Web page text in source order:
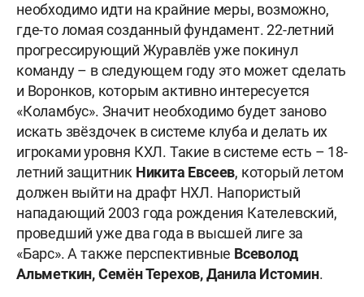
необходимо идти на крайние меры, возможно,
где-то ломая созданный фундамент. 22-летний
прогрессирующий Журавлёв уже покинул
команду – в следующем году это может сделать
и Воронков, которым активно интересуется
«Коламбус». Значит необходимо будет заново
искать звёздочек в системе клуба и делать их
игроками уровня КХЛ. Такие в системе есть – 18-
летний защитник Никита Евсеев, который летом
должен выйти на драфт НХЛ. Напористый
нападающий 2003 года рождения Кателевский,
проведший уже два года в высшей лиге за
«Барс». А также перспективные Всеволод
Альметкин, Семён Терехов, Данила Истомин.